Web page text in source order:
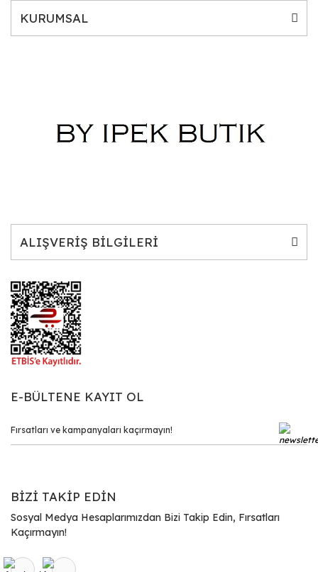
KURUMSAL
ALIŞVERİŞ BİLGİLERİ
E-BÜLTENE KAYIT OL
BİZİ TAKİP EDİN
Sosyal Medya Hesaplarımızdan Bizi Takip Edin, Fırsatları
Kaçırmayın!